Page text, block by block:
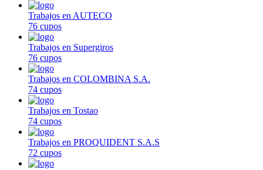
Trabajos en AUTECO
76 cupos
Trabajos en Supergiros
76 cupos
Trabajos en COLOMBINA S.A.
74 cupos
Trabajos en Tostao
74 cupos
Trabajos en PROQUIDENT S.A.S
72 cupos